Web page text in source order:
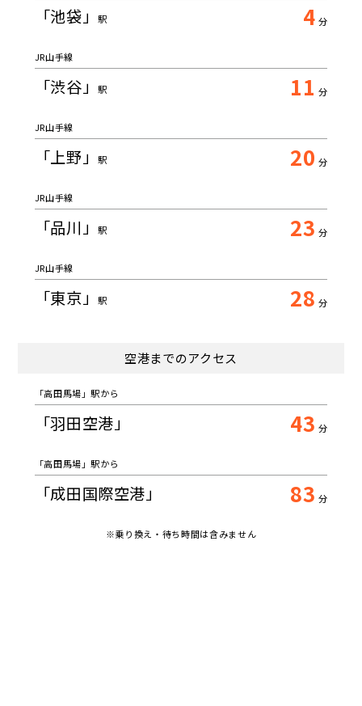
「池袋」 駅 4 分
JR山手線
「渋谷」 駅 11 分
JR山手線
「上野」 駅 20 分
JR山手線
「品川」 駅 23 分
JR山手線
「東京」 駅 28 分
空港までのアクセス
「高田馬場」駅から
「羽田空港」 43 分
「高田馬場」駅から
「成田国際空港」 83 分
※乗り換え・待ち時間は含みません